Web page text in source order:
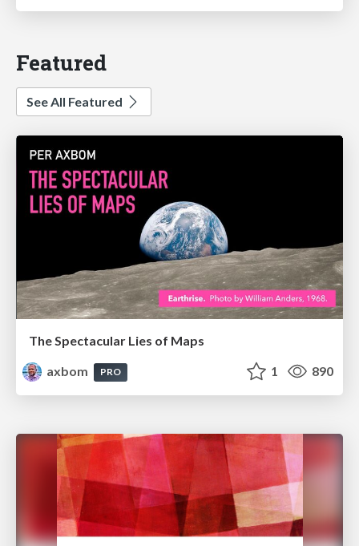
Featured
See All Featured
The Spectacular Lies of Maps
axbom
PRO 1 890